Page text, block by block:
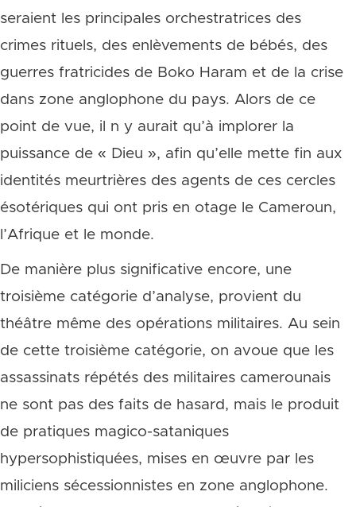
seraient les principales orchestratrices des
crimes rituels, des enlèvements de bébés, des
guerres fratricides de Boko Haram et de la crise
dans zone anglophone du pays. Alors de ce
point de vue, il n y aurait qu’à implorer la
puissance de « Dieu », afin qu’elle mette fin aux
identités meurtrières des agents de ces cercles
ésotériques qui ont pris en otage le Cameroun,
l’Afrique et le monde.
De manière plus significative encore, une
troisième catégorie d’analyse, provient du
théâtre même des opérations militaires. Au sein
de cette troisième catégorie, on avoue que les
assassinats répétés des militaires camerounais
ne sont pas des faits de hasard, mais le produit
de pratiques magico-sataniques
hypersophistiquées, mises en œuvre par les
miliciens sécessionnistes en zone anglophone.